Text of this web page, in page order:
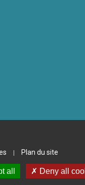
Plan du site
all Deny all